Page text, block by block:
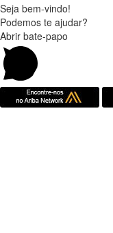
Seja bem-vindo!
Podemos te ajudar?
Abrir bate-papo